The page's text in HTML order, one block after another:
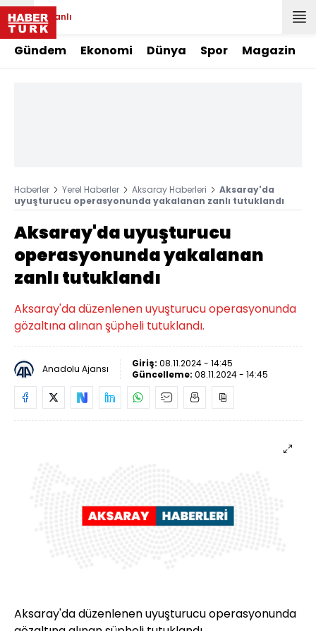
Canlı
Gündem Ekonomi Dünya Spor Magazin
Haberler Yerel Haberler Aksaray Haberleri
Aksaray'da
uyuşturucu operasyonunda yakalanan zanlı tutuklandı
Aksaray'da uyuşturucu
operasyonunda yakalanan
zanlı tutuklandı
Aksaray'da düzenlenen uyuşturucu operasyonunda
gözaltına alınan şüpheli tutuklandı.
Anadolu Ajansı Giriş: 08.11.2024 - 14:45
Güncelleme: 08.11.2024 - 14:45
Aksaray'da düzenlenen uyuşturucu operasyonunda